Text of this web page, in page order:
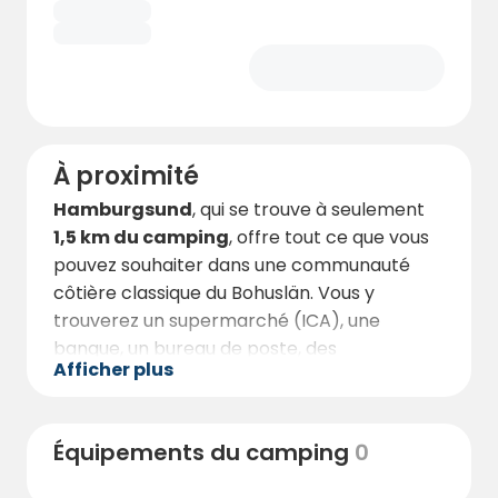
À proximité
Hamburgsund, qui se trouve à seulement
1,5 km du camping, offre tout ce que vous
pouvez souhaiter dans une communauté
côtière classique du Bohuslän. Vous y
trouverez un supermarché (ICA), une
banque, un bureau de poste, des
restaurants, une charmante boulangerie,
d'autres choses encore. Vous pouvez vous y
Afficher plus
Équipements du camping 0